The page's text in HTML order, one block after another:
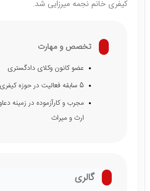
کیفری خانم نجمه میرزایی شد.
تخصص و مهارت
عضو کانون وکلای دادگستری
5 سابقه فعالیت در حوزه کیفری
مجرب و کارآزموده در زمینه
ارث و میراث
گالری